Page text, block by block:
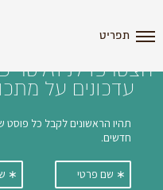
תפריט
הצטרפו לניוזלטר
עדכונים על